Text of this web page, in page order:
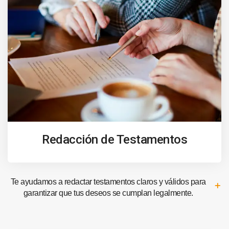
Redacción de Testamentos
Te ayudamos a redactar testamentos claros y válidos para
garantizar que tus deseos se cumplan legalmente.